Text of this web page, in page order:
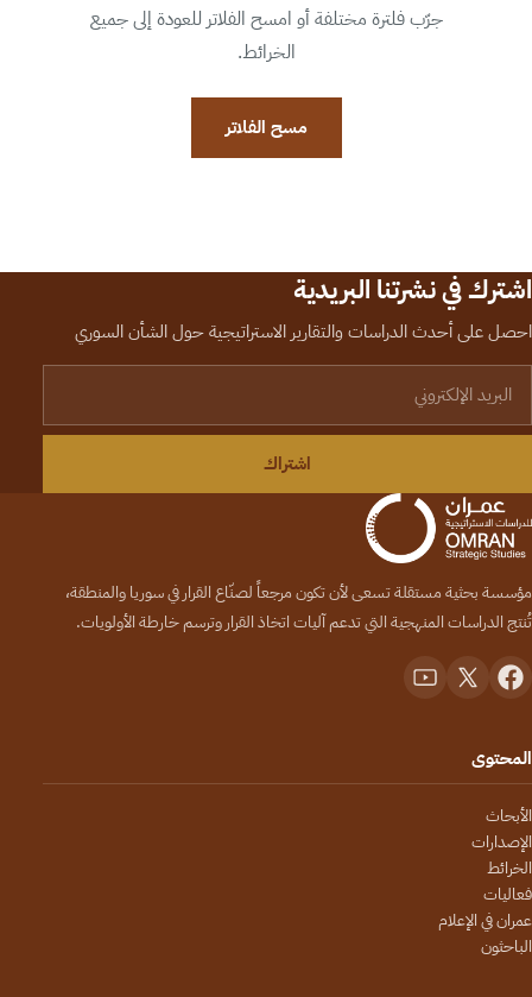
جرّب فلترة مختلفة أو امسح الفلاتر للعودة إلى جميع
الخرائط.
مسح الفلاتر
اشترك في نشرتنا البريدية
احصل على أحدث الدراسات والتقارير الاستراتيجية حول الشأن السوري
اشتراك
مؤسسة بحثية مستقلة تسعى لأن تكون مرجعاً لصنّاع القرار في سوريا والمنطقة،
تُنتج الدراسات المنهجية التي تدعم آليات اتخاذ القرار وترسم خارطة الأولويات.
المحتوى
الأبحاث
الإصدارات
الخرائط
فعاليات
عمران في الإعلام
الباحثون